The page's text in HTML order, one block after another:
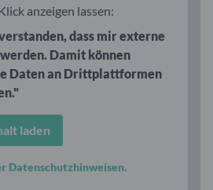
anzeigen lassen:
dass mir externe
Damit können
Daten an Drittplattformen
laden
Datenschutzhinweisen.